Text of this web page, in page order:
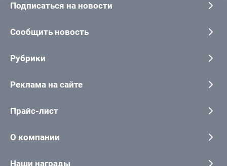
Подписаться на новости
Сообщить новость
Рубрики
Реклама на сайте
Прайс-лист
О компании
Наши награды